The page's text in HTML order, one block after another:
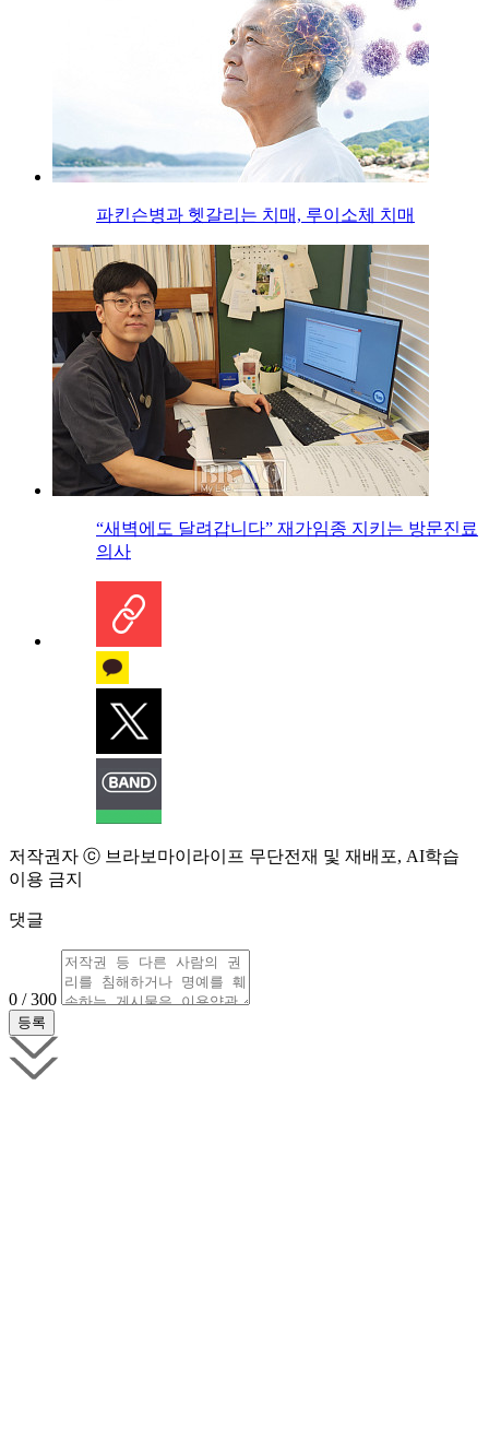
파킨슨병과 헷갈리는 치매, 루이소체 치매
“새벽에도 달려갑니다” 재가임종 지키는 방문진료
의사
저작권자 ⓒ 브라보마이라이프 무단전재 및 재배포, AI학습
이용 금지
댓글
0 / 300